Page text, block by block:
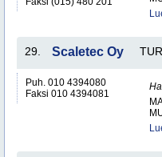
29. Scaletec Oy
Puh. 010 4394080
Faksi 010 4394081